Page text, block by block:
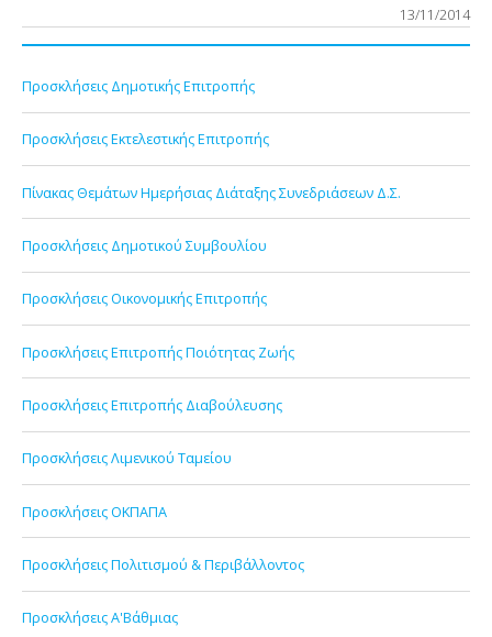
13/11/2014
Προσκλήσεις Δημοτικής Επιτροπής
Προσκλήσεις Εκτελεστικής Επιτροπής
Πίνακας Θεμάτων Ημερήσιας Διάταξης Συνεδριάσεων Δ.Σ.
Προσκλήσεις Δημοτικού Συμβουλίου
Προσκλήσεις Οικονομικής Επιτροπής
Προσκλήσεις Επιτροπής Ποιότητας Ζωής
Προσκλήσεις Επιτροπής Διαβούλευσης
Προσκλήσεις Λιμενικού Ταμείου
Προσκλήσεις ΟΚΠΑΠΑ
Προσκλήσεις Πολιτισμού & Περιβάλλοντος
Προσκλήσεις Α'Βάθμιας